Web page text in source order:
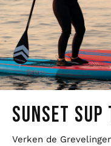
SUNSET SUP
Verken de